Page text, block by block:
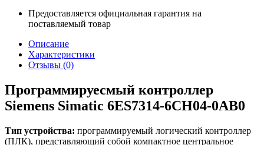
Предоставляется официальная гарантия на
поставляемый товар
Описание
Характеристики
Отзывы (0)
Программируесмый контроллер
Siemens Simatic 6ES7314-6CH04-0AB0
Тип устройства: программируемый логический контроллер
(ПЛК), представляющий собой компактное центральное